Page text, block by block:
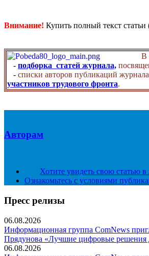
Внимание! Купить полный текст статьи
В
- подборка статей журнала,
- списки авторов публикаций
участников трудового фронта.
Авторам
Хотите увидеть свою статью в
Ознакомьтесь с условиями
Пресс релизы
06.08.2026
Информационная группа ComNews
Прядунова «Лучшие цифровые решения
06.08.2026